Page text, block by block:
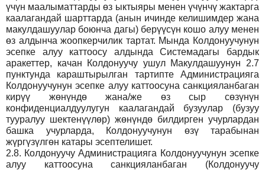
үчүн маалыматтарды өз ыктыяры менен үчүнчү жактарга
каалагандай шарттарда (анын ичинде келишимдер жана
макулдашуулар боюнча дагы) берүүсүн кошо алуу менен
өз алдынча жоопкерчилик тартат. Мында Колдонуучунун
эсепке алуу каттоосу алдында Системадагы бардык
аракеттер, качан Колдонуучу ушул Макулдашуунун 2.7
пунктунда караштырылган тартипте Администрацияга
Колдонуучунун эсепке алуу каттоосуна санкцияланбаган
кирүү жөнүндө жана/же өз сыр сөзүнүн
конфиденциалдуулугун каалагандай бузуулар (бузуу
тууралуу шектенүүлөр) жөнүндө билдирген учурлардан
башка учурларда, Колдонуучунун өзү тарабынан
жүргүзүлгөн катары эсептелишет.
2.8. Колдонуучу Администрацияга Колдонуучунун эсепке
алуу каттоосуна санкцияланбаган (Колдонуучу